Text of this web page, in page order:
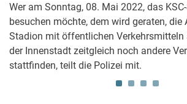
Wer am Sonntag, 08. Mai 2022, das
besuchen möchte, dem wird geraten, die
Stadion mit öffentlichen Verkehrsmitteln
der Innenstadt zeitgleich noch andere
stattfinden, teilt die Polizei mit.